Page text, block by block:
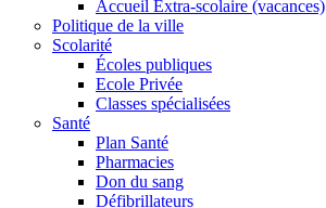
Accueil Extra-scolaire (vacances)
Politique de la ville
Scolarité
Écoles publiques
Ecole Privée
Classes spécialisées
Santé
Plan Santé
Pharmacies
Don du sang
Défibrillateurs